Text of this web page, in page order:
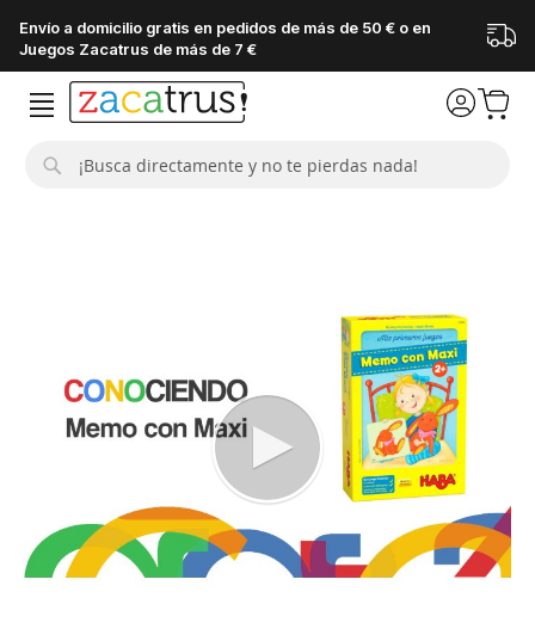
Envío a domicilio gratis en pedidos de más de 50 € o en
Juegos Zacatrus de más de 7 €
imágenes